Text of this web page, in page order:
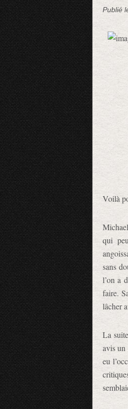
Publié
Voilà
qui
sans
l’on a
faire.
lâcher
La
avis un
eu